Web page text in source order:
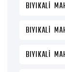
BIYIKALI
BIYIKALI
BIYIKALI